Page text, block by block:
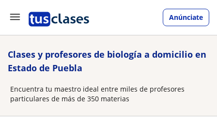
Anúnciate
Clases y profesores de biología a domicilio en
Estado de Puebla
Encuentra tu maestro ideal entre miles de profesores
particulares de más de 350 materias